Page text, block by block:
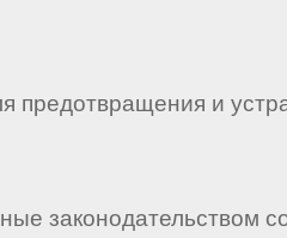
предотвращения и
законодательством